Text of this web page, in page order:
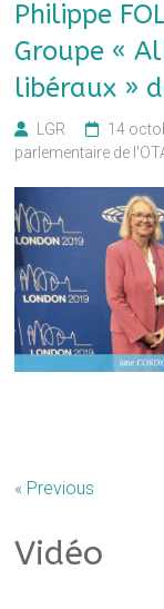
Philippe
Groupe «
libéraux »
LGR 14
parlementaire de
« Previous
Vidéo